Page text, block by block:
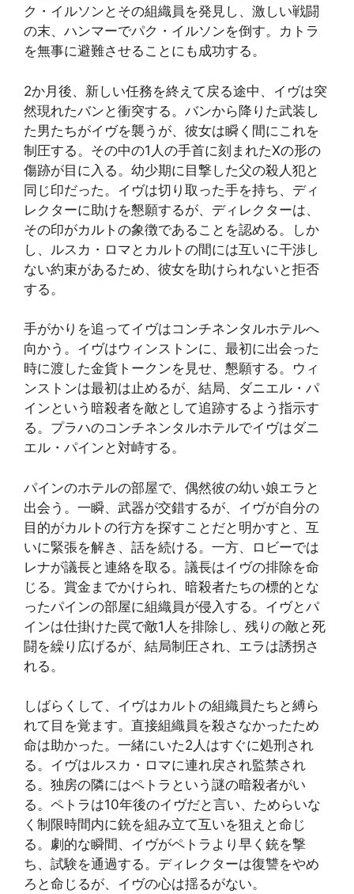
ク・イルソンとその組織員を発見し、激しい戦闘
の末、ハンマーでパク・イルソンを倒す。カトラ
を無事に避難させることにも成功する。
2か月後、新しい任務を終えて戻る途中、イヴは突
然現れたバンと衝突する。バンから降りた武装し
た男たちがイヴを襲うが、彼女は瞬く間にこれを
制圧する。その中の1人の手首に刻まれたXの形の
傷跡が目に入る。幼少期に目撃した父の殺人犯と
同じ印だった。イヴは切り取った手を持ち、ディ
レクターに助けを懇願するが、ディレクターは、
その印がカルトの象徴であることを認める。しか
し、ルスカ・ロマとカルトの間には互いに干渉し
ない約束があるため、彼女を助けられないと拒否
する。
手がかりを追ってイヴはコンチネンタルホテルへ
向かう。イヴはウィンストンに、最初に出会った
時に渡した金貨トークンを見せ、懇願する。ウィ
ンストンは最初は止めるが、結局、ダニエル・パ
インという暗殺者を敵として追跡するよう指示す
る。プラハのコンチネンタルホテルでイヴはダニ
エル・パインと対峙する。
パインのホテルの部屋で、偶然彼の幼い娘エラと
出会う。一瞬、武器が交錯するが、イヴが自分の
目的がカルトの行方を探すことだと明かすと、互
いに緊張を解き、話を続ける。一方、ロビーでは
レナが議長と連絡を取る。議長はイヴの排除を命
じる。賞金までかけられ、暗殺者たちの標的とな
ったパインの部屋に組織員が侵入する。イヴとパ
インは仕掛けた罠で敵1人を排除し、残りの敵と死
闘を繰り広げるが、結局制圧され、エラは誘拐さ
れる。
しばらくして、イヴはカルトの組織員たちと縛ら
れて目を覚ます。直接組織員を殺さなかったため
命は助かった。一緒にいた2人はすぐに処刑され
る。イヴはルスカ・ロマに連れ戻され監禁され
る。独房の隣にはペトラという謎の暗殺者がい
る。ペトラは10年後のイヴだと言い、ためらいな
く制限時間内に銃を組み立て互いを狙えと命じ
る。劇的な瞬間、イヴがペトラより早く銃を撃
ち、試験を通過する。ディレクターは復讐をやめ
ろと命じるが、イヴの心は揺るがない。